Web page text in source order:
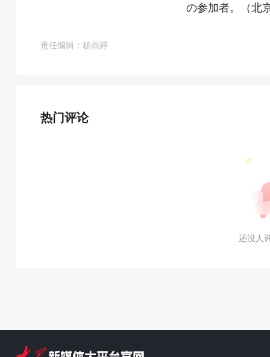
の参加者。（北
责任编辑：杨雨婷
热门评论
还没人